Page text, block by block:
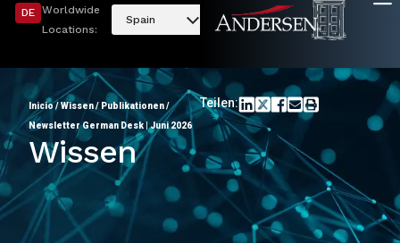
DE Worldwide
Locations:
Spain
Inicio/Wissen/ Publikationen/
Newsletter German Desk | Juni 2026
Teilen:
Wissen